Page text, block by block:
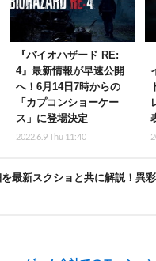
『バイオハザード RE:
4』最新情報が早速公開
へ！6月14日7時からの
「カプコンショーケー
ス」に登場決定
2022.6.9 Thu 11:40
最新スクショと共に解説！異